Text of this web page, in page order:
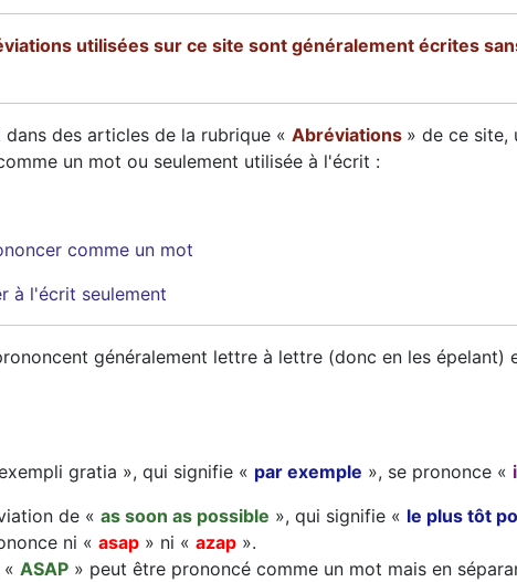
utilisées sur ce site sont généralement écrites
des articles de la rubrique « Abréviations » de ce site,
un mot ou seulement utilisée à l'écrit :
comme un mot
à l'écrit seulement
généralement lettre à lettre (donc en les
gratia », qui signifie « par exemple », se prononce «
de « as soon as possible », qui signifie « le plus tôt
ni « asap » ni « azap ».
ASAP » peut être prononcé comme un mot mais en